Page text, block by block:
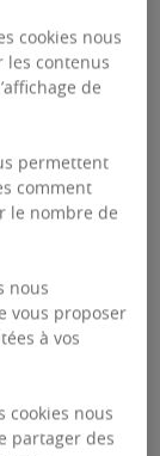
d’ici à
part
de
cookies nous
contenus
de
permettent
comment
le nombre de
nous
vous proposer
à vos
cookies nous
partager des